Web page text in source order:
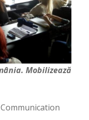
Mobilizează